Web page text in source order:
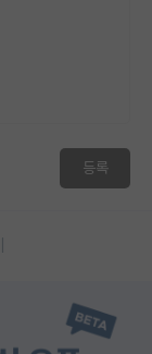
등록